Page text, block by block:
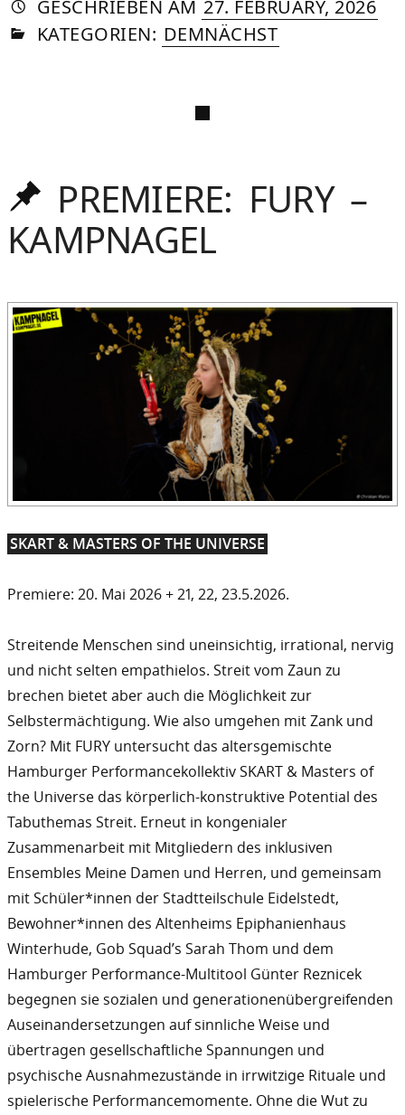
GESCHRIEBEN VON
DASNIYA
SOMMER
AM 27. FEBRUARY, 2026»11.
IN
KATEGORIEN: DEMNÄCHST
Oben
gehaltenPREMIERE: FURY –
KAMPNAGEL
SKART & MASTERS OF THE UNIVERSE
Premiere: 20. Mai 2026 + 21, 22, 23.5.2026.
Streitende Menschen sind uneinsichtig, irrational, nervig
und nicht selten empathielos. Streit vom Zaun zu
brechen bietet aber auch die Möglichkeit zur
Selbstermächtigung. Wie also umgehen mit Zank und
Zorn? Mit FURY untersucht das altersgemischte
Hamburger Performancekollektiv SKART & Masters of
the Universe das körperlich-konstruktive Potential des
Tabuthemas Streit. Erneut in kongenialer
Zusammenarbeit mit Mitgliedern des inklusiven
Ensembles Meine Damen und Herren, und gemeinsam
mit Schüler*innen der Stadtteilschule Eidelstedt,
Bewohner*innen des Altenheims Epiphanienhaus
Winterhude, Gob Squad’s Sarah Thom und dem
Hamburger Performance-Multitool Günter Reznicek
begegnen sie sozialen und generationenübergreifenden
Auseinandersetzungen auf sinnliche Weise und
übertragen gesellschaftliche Spannungen und
psychische Ausnahmezustände in irrwitzige Rituale und
spielerische Performancemomente. Ohne die Wut zu